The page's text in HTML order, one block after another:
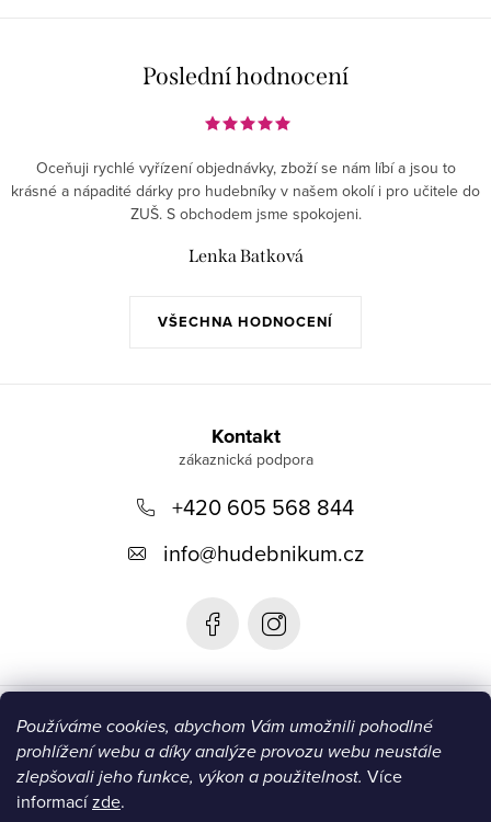
Používáme cookies, abychom Vám umožnili pohodlné
prohlížení webu a díky analýze provozu webu neustále
zlepšovali jeho funkce, výkon a použitelnost. Více
informacízde.
Poslední hodnocení
VŠECHNA HODNOCENÍ
Oceňuji rychlé vyřízení objednávky, zboží se nám líbí a jsou to
krásné a nápadité dárky pro hudebníky v našem okolí i pro učitele do
ZUŠ. S obchodem jsme spokojeni.
Lenka Batková
Kontakt
+420 605 568 844
info@hudebnikum.cz
Informace
Blog